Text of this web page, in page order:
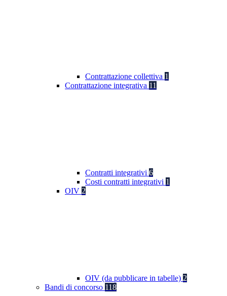
Contrattazione collettiva 1
Contrattazione integrativa 11
Contratti integrativi 6
Costi contratti integrativi 1
OIV 2
OIV (da pubblicare in tabelle) 2
Bandi di concorso 118